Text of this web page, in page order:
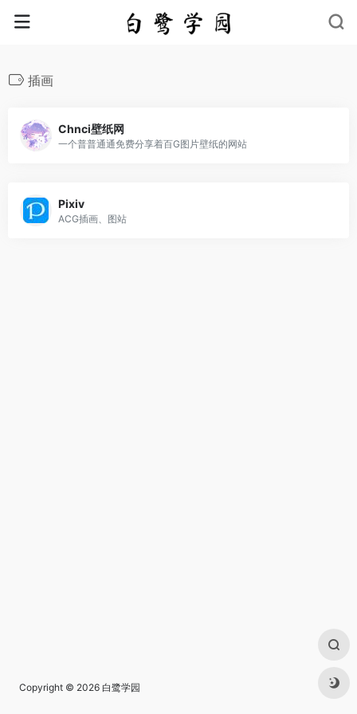
插画
Chnci壁纸网
一个普普通通免费分享着百G图片壁纸的网站
Pixiv
ACG插画、图站
Copyright © 2026 白鹭学园